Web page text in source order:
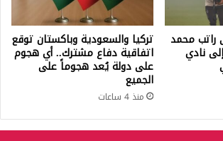
راتب محمد
نادي
تركيا والسعودية وباكستان توقع
اتفاقية دفاع مشترك.. أي هجوم
على دولة يُعد هجوماً على
الجميع
منذ 4 ساعات